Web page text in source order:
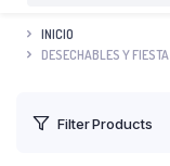
INICIO
DESECHABLES Y FIESTA
Filter Products